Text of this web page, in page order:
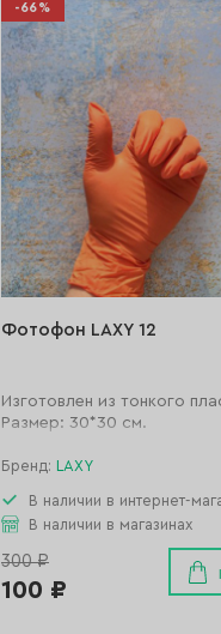
-66%
Фотофон LAXY 12
Изготовлен из тонкого
Размер: 30*30 см.
Бренд: LAXY
В наличии в интернет-
В наличии в магазинах
300 ₽
100 ₽